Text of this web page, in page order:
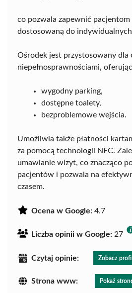
co pozwala zapewnić
dostosowaną do
Ośrodek jest przystosowany dla
niepełnosprawnościami,
wygodny parking,
dostępne toalety,
bezproblemowe wejścia.
Umożliwia także płatności
za pomocą technologii NFC.
umawianie wizyt, co znacząco
pacjentów i pozwala na
czasem.
Ocena w Google: 4.7
Liczba opinii w Google: 27
Czytaj opinie: Zobacz profil
Strona www: Pokaż